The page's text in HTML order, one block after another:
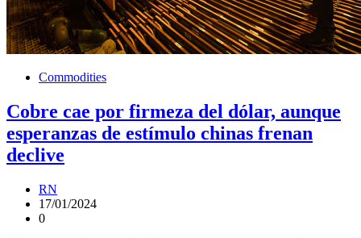
Commodities
Cobre cae por firmeza del dólar, aunque
esperanzas de estímulo chinas frenan
declive
RN
17/01/2024
0